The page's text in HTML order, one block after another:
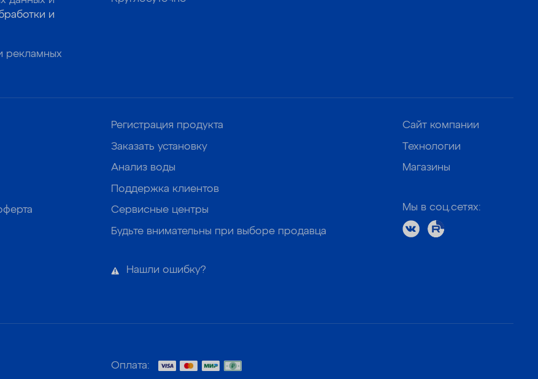
и
рекламных
Регистрация продукта
Заказать установку
Анализ воды
Поддержка клиентов
Сервисные центры
Будьте внимательны при выборе продавца
Нашли ошибку?
Сайт компании
Технологии
Магазины
Мы в соц.сетях:
Оплата: